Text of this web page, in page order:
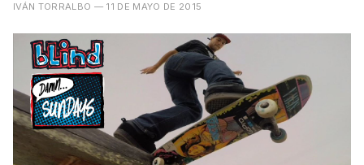
IVÁN TORRALBO — 11 DE MAYO DE 2015